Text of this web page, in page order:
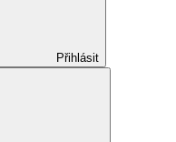
Přihlásit